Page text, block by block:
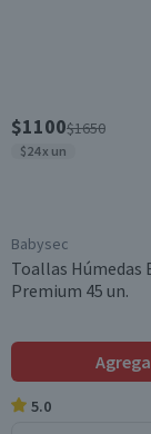
$1100$1650
$24 x un
Babysec
Toallas Húmedas
Premium 45 un.
5.0